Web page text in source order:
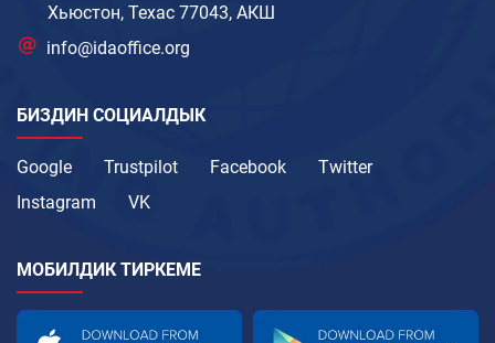
Хьюстон, Техас 77043, АКШ
info@idaoffice.org
БИЗДИН СОЦИАЛДЫК
Google Trustpilot Facebook
Twitter
Instagram
VK
МОБИЛДИК ТИРКЕМЕ